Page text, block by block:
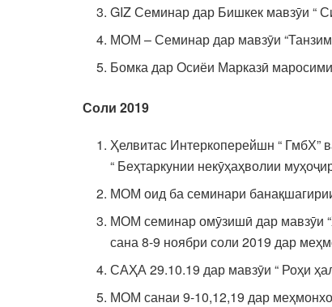
GIZ Семинар дар Бишкек мавзӯи “
МОМ – Семинар дар мавзӯи
Бомка дар Осиёи Марказӣ
Соли 2019
Ҳелвитас Интеркоперейшн “ ГмбХ”
“ Беҳтаркунии некӯҳаҳволии
МОМ оид ба семинари
МОМ семинар омӯзишӣ дар мавзӯи
сана 8-9 ноябри соли 2019 дар
САҲА 29.10.19 дар мавзӯи “ Роҳи
МОМ санаи 9-10,12,19 дар